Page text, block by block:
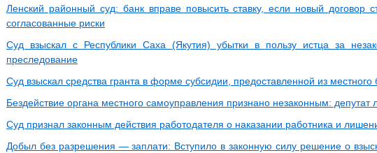
Ленский районный суд: банк вправе повысить ставку, если новый договор
согласованные риски
Суд взыскал с Республики Саха (Якутия) убытки в пользу истца за
преследование
Суд взыскал средства гранта в форме субсидии, предоставленной из местного
Бездействие органа местного самоуправления признано незаконным:
Суд признал законным действия работодателя о наказании работника и
Добыл без разрешения — заплати: Вступило в законную силу решение о